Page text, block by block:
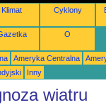
Klimat Cyklony
O
Ameryka Centralna
Inny
wiatru